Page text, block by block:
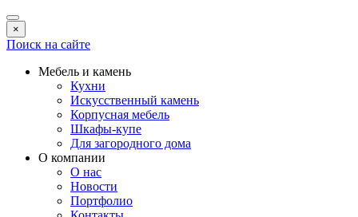
×
Поиск на сайте
Мебель и камень
Кухни
Искусственный камень
Корпусная мебель
Шкафы-купе
Для загородного дома
О компании
О нас
Новости
Портфолио